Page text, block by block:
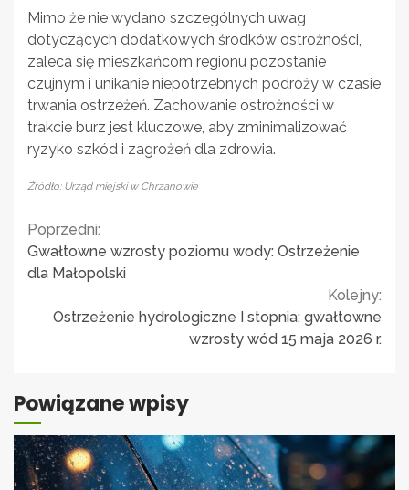
Mimo że nie wydano szczególnych uwag
dotyczących dodatkowych środków ostrożności,
zaleca się mieszkańcom regionu pozostanie
czujnym i unikanie niepotrzebnych podróży w czasie
trwania ostrzeżeń. Zachowanie ostrożności w
trakcie burz jest kluczowe, aby zminimalizować
ryzyko szkód i zagrożeń dla zdrowia.
Źródło: Urząd miejski w Chrzanowie
Continue
Reading
Poprzedni:
Gwałtowne wzrosty poziomu wody: Ostrzeżenie
dla Małopolski
Kolejny:
Ostrzeżenie hydrologiczne I stopnia: gwałtowne
wzrosty wód 15 maja 2026 r.
Powiązane wpisy